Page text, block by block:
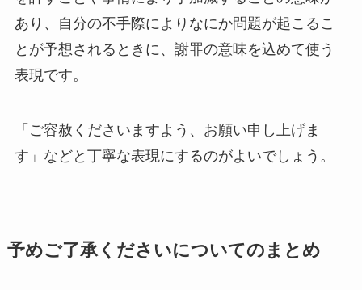
あり、自分の不手際によりなにか問題が起こるこ
とが予想されるときに、謝罪の意味を込めて使う
表現です。
「ご容赦くださいますよう、お願い申し上げま
す」などと丁寧な表現にするのがよいでしょう。
予めご了承くださいについてのまとめ